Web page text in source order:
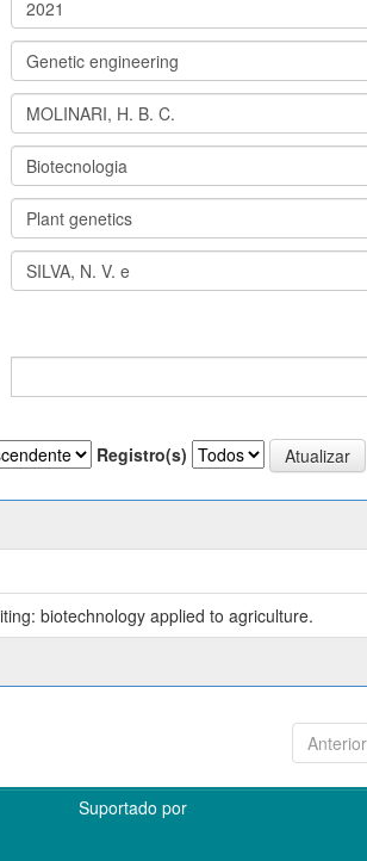
Registro(s)
biotechnology applied to agriculture.
Anterior
Suportado por